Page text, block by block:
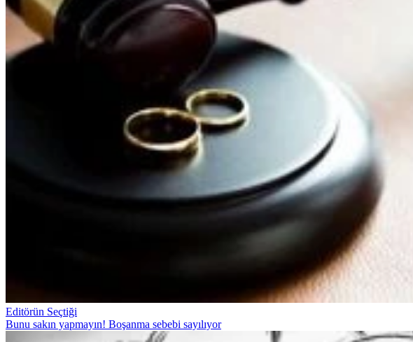
Editörün Seçtiği
Bunu sakın yapmayın! Boşanma sebebi sayılıyor